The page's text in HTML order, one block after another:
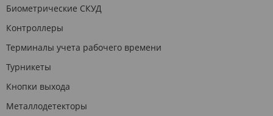
Биометрические СКУД
Контроллеры
Терминалы учета рабочего времени
Турникеты
Кнопки выхода
Металлодетекторы